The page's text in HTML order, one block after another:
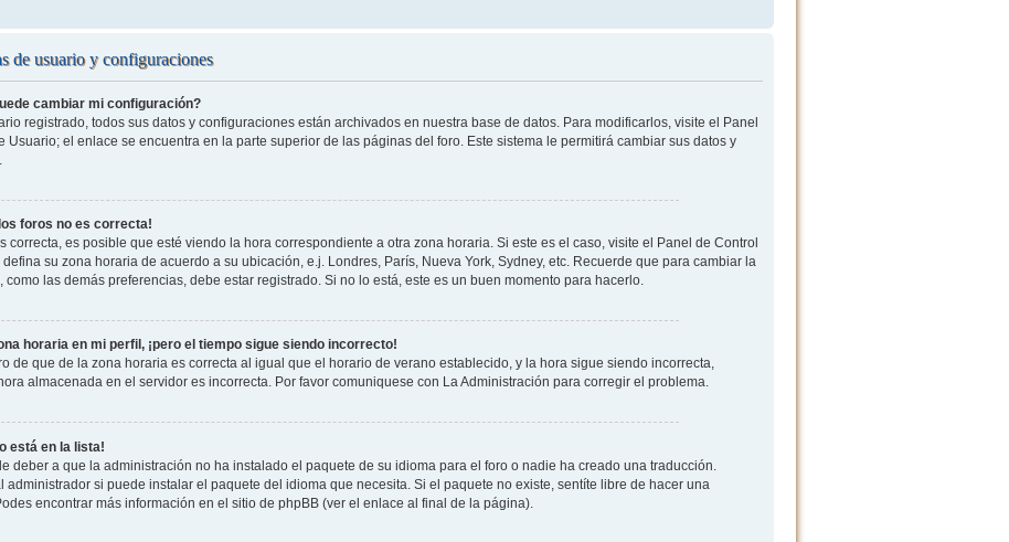
de usuario y configuraciones
cambiar mi configuración?
registrado, todos sus datos y configuraciones están archivados en nuestra base de datos. Para modificarlos, visite el Panel
Usuario; el enlace se encuentra en la parte superior de las páginas del foro. Este sistema le permitirá cambiar sus datos y
foros no es correcta!
correcta, es posible que esté viendo la hora correspondiente a otra zona horaria. Si este es el caso, visite el Panel de Control
su zona horaria de acuerdo a su ubicación, e.j. Londres, París, Nueva York, Sydney, etc. Recuerde que para cambiar la
como las demás preferencias, debe estar registrado. Si no lo está, este es un buen momento para hacerlo.
horaria en mi perfil, ¡pero el tiempo sigue siendo incorrecto!
de que de la zona horaria es correcta al igual que el horario de verano establecido, y la hora sigue siendo incorrecta,
almacenada en el servidor es incorrecta. Por favor comuniquese con La Administración para corregir el problema.
está en la lista!
deber a que la administración no ha instalado el paquete de su idioma para el foro o nadie ha creado una traducción.
administrador si puede instalar el paquete del idioma que necesita. Si el paquete no existe, sentíte libre de hacer una
encontrar más información en el sitio de phpBB (ver el enlace al final de la página).